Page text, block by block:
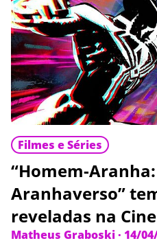
Filmes e Séries
“Homem-
Aranhaverso”
reveladas na
Matheus Graboski· 14/